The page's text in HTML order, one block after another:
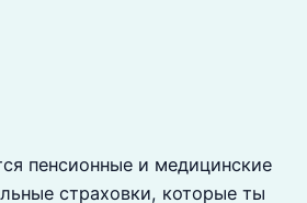
пенсионные и медицинские
страховки, которые ты